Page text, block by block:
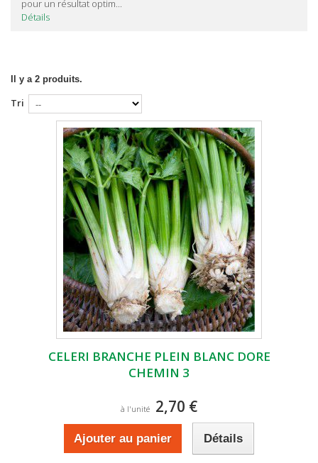
pour un résultat optim...
Détails
Il y a 2 produits.
Tri
CELERI BRANCHE PLEIN BLANC DORE
CHEMIN 3
à l'unité 2,70 €
Ajouter au panier Détails